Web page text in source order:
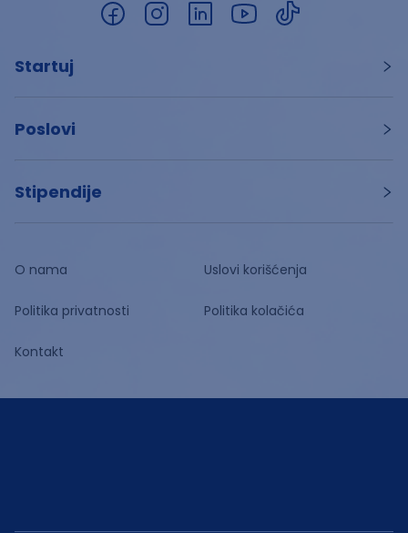
Startuj
Poslovi
Stipendije
O nama Uslovi korišćenja
Politika privatnosti Politika kolačića
Kontakt